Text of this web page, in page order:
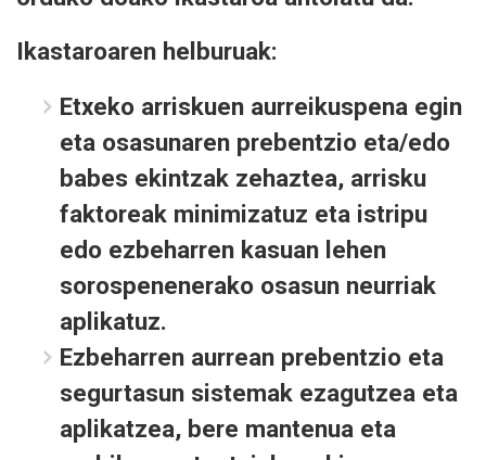
Ikastaroaren helburuak:
Etxeko arriskuen aurreikuspena egin
eta osasunaren prebentzio eta/edo
babes ekintzak zehaztea, arrisku
faktoreak minimizatuz eta istripu
edo ezbeharren kasuan lehen
sorospenenerako osasun neurriak
aplikatuz.
Ezbeharren aurrean prebentzio eta
segurtasun sistemak ezagutzea eta
aplikatzea, bere mantenua eta